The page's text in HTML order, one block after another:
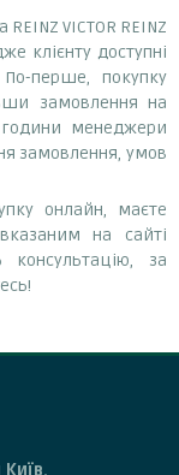
VICTOR REINZ
клієнту доступні
По-перше, покупку
замовлення на
менеджери
замовлення, умов
онлайн, маєте
на сайті
за